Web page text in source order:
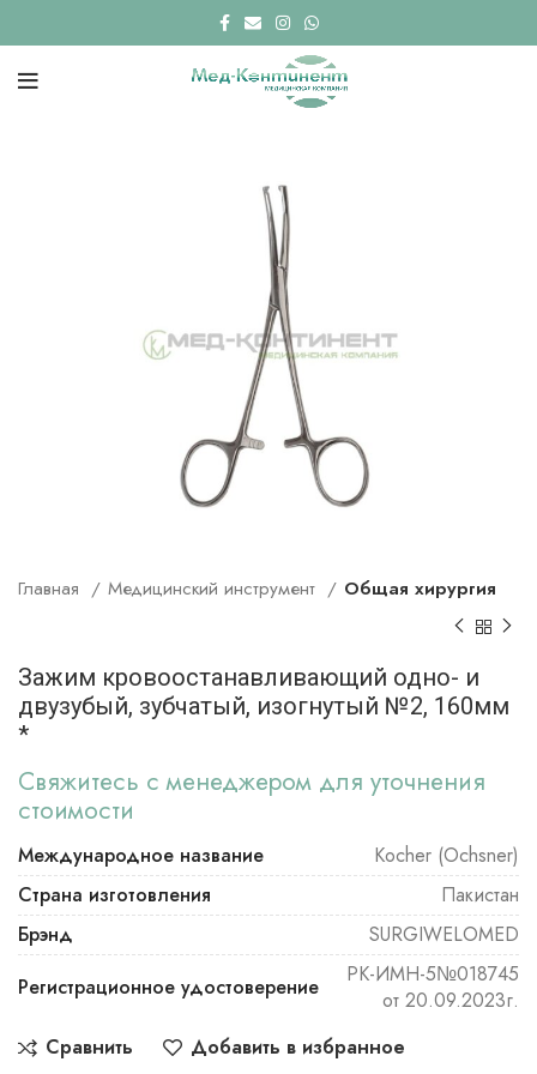
Главная Медицинский инструмент Общая хирургия
Зажим кровоостанавливающий одно- и
двузубый, зубчатый, изогнутый №2, 160мм
*
Свяжитесь с менеджером для уточнения
стоимости
Международное название
Kocher (Ochsner)
Страна изготовления
Пакистан
Брэнд
SURGIWELOMED
Регистрационное удостоверение
РК-ИМН-5№018745
от 20.09.2023г.
Сравнить
Добавить в избранное